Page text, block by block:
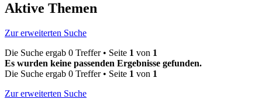
Aktive Themen
Zur erweiterten Suche
Die Suche ergab 0 Treffer • Seite 1 von 1
Es wurden keine passenden Ergebnisse gefunden.
Die Suche ergab 0 Treffer • Seite 1 von 1
Zur erweiterten Suche